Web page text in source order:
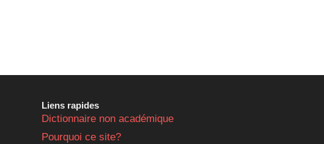
Liens rapides
Dictionnaire non académique
Pourquoi ce site?